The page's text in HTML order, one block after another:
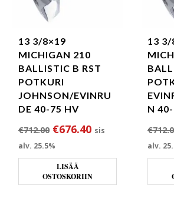
13 3/8×19
MICHIGAN 210
BALLISTIC B RST
POTKURI
JOHNSON/EVINRU
DE 40-75 HV
€712.00 Alkuperäinen hinta oli:
€676.40Nykyinen hinta
sis
alv. 25.5%
LISÄÄ
OSTOSKORIIN
13 3/
N
€
alv.